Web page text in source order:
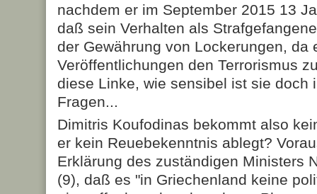
nachdem er im September 2015 13
daß sein Ver­halten als
der Gewährung von Lockerungen, da
Veröffentlichungen den Terrorismus
diese Linke, wie sensibel ist sie doch
Fragen...
Dimitris Koufodinas bekommt also
er kein Reuebekenntnis ablegt?
Erklärung des zuständigen Ministers
(9), daß es "in Griechenland keine